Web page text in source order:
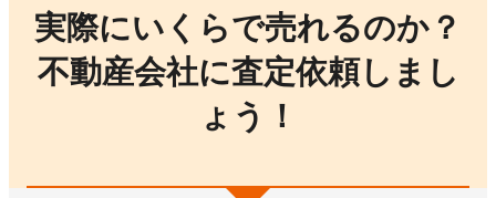
実際にいくらで売れるのか？
不動産会社に査定依頼しまし
ょう！